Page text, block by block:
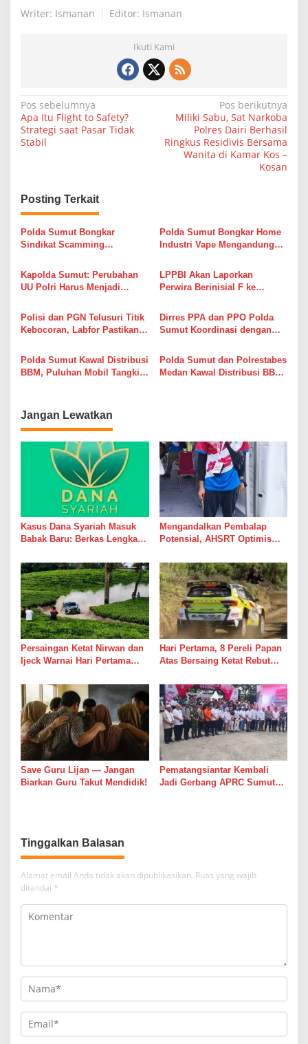
Writer: Ismanan
Editor: Ismanan
Ikuti Kami
N
a
v
a
s
i
o
Pos sebelumnya
Apa Itu Flight to Safety?
Strategi saat Pasar Tidak
Stabil
Pos berikutnya
Miliki Sabu, Sat Narkoba
Polres Dairi Berhasil
Ringkus Residivis Bersama
Wanita di Kamar Kos –
Kosan
Posting Terkait
Polda Sumut Bongkar
Sindikat Scamming
Medan, Korban Rugi Rp6,7
Miliar
Polda Sumut Bongkar Home
Industri Vape Mengandung
Diduga Dipasok dari Kamboja
Kapolda Sumut: Perubahan
UU Polri Harus Menjadi
Profesionalisme dan
Akuntabilitas Personel
LPPBI Akan Laporkan
Perwira Berinisial F ke
PTDH
Polisi dan PGN Telusuri Titik
Kebocoran, Labfor Pastikan
Dipicu Akumulasi Gas
Dirres PPA dan PPO Polda
Sumut Koordinasi dengan
Pelecehan Seksual Segera
Melapor
Polda Sumut Kawal Distribusi
BBM, Puluhan Mobil Tangki
Masyarakat
Polda Sumut dan Polrestabes
Medan Kawal Distribusi BBM,
Jangan Lewatkan
Kasus Dana Syariah Masuk
Babak Baru: Berkas Lengkap,
Menunggu
Mengandalkan Pembalap
Potensial, AHSRT Optimis
Rally 2026 Putaran 4 di
Sumatera Utara
Persaingan Ketat Nirwan dan
Ijeck Warnai Hari Pertama
di Kebun Tobasari
Simalungun
Hari Pertama, 8 Pereli Papan
Atas Bersaing Ketat Rebut
Termasuk Musa Rajekshah
Save Guru Lijan — Jangan
Biarkan Guru Takut Mendidik!
Pematangsiantar Kembali
Jadi Gerbang APRC Sumut
Tinggalkan Balasan
Alamat email Anda tidak akan dipublikasikan. Ruas yang wajib
ditandai *